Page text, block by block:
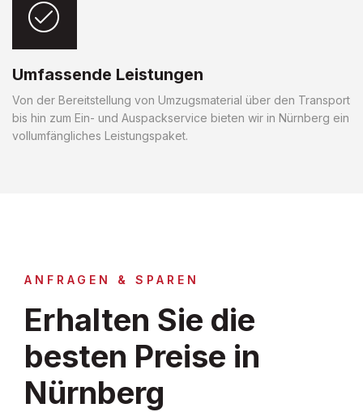
Umfassende Leistungen
Von der Bereitstellung von Umzugsmaterial über den Transport
bis hin zum Ein- und Auspackservice bieten wir in Nürnberg ein
vollumfängliches Leistungspaket.
ANFRAGEN & SPAREN
Erhalten Sie die
besten Preise in
Nürnberg